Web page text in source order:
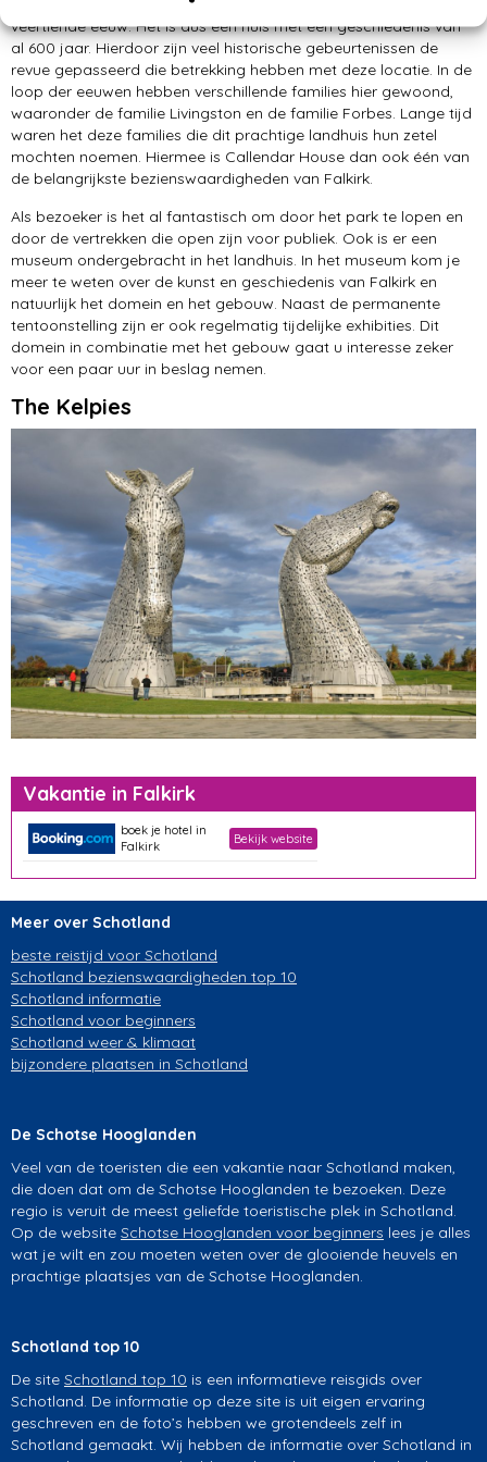
van het gebouw zijn echter veel ouder en dateren uit de
veertiende eeuw. Het is dus een huis met een geschiedenis van
al 600 jaar. Hierdoor zijn veel historische gebeurtenissen de
revue gepasseerd die betrekking hebben met deze locatie. In de
loop der eeuwen hebben verschillende families hier gewoond,
waaronder de familie Livingston en de familie Forbes. Lange tijd
waren het deze families die dit prachtige landhuis hun zetel
mochten noemen. Hiermee is Callendar House dan ook één van
de belangrijkste bezienswaardigheden van Falkirk.
Als bezoeker is het al fantastisch om door het park te lopen en
door de vertrekken die open zijn voor publiek. Ook is er een
museum ondergebracht in het landhuis. In het museum kom je
meer te weten over de kunst en geschiedenis van Falkirk en
natuurlijk het domein en het gebouw. Naast de permanente
tentoonstelling zijn er ook regelmatig tijdelijke exhibities. Dit
domein in combinatie met het gebouw gaat u interesse zeker
voor een paar uur in beslag nemen.
The Kelpies
Vakantie in Falkirk
boek je hotel in
Falkirk
Bekijk website
Meer over Schotland
beste reistijd voor Schotland
Schotland bezienswaardigheden top 10
Schotland informatie
Schotland voor beginners
Schotland weer & klimaat
bijzondere plaatsen in Schotland
De Schotse Hooglanden
Veel van de toeristen die een vakantie naar Schotland maken,
die doen dat om de Schotse Hooglanden te bezoeken. Deze
regio is veruit de meest geliefde toeristische plek in Schotland.
Op de website Schotse Hooglanden voor beginners lees je alles
wat je wilt en zou moeten weten over de glooiende heuvels en
prachtige plaatsjes van de Schotse Hooglanden.
Schotland top 10
De site Schotland top 10 is een informatieve reisgids over
Schotland. De informatie op deze site is uit eigen ervaring
geschreven en de foto’s hebben we grotendeels zelf in
Schotland gemaakt. Wij hebben de informatie over Schotland in